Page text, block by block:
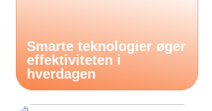
Smarte teknologier øger
effektiviteten i
hverdagen